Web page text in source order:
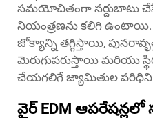
సమయోచితంగా సర్దుబాటు
నియంత్రణను కలిగి ఉంటాయి.
జోక్యాన్ని తగ్గిస్తాయి,
మెరుగుపరుస్తాయి మరియు
చేయగలిగే జ్యామితుల పరిధిని
వైర్ EDM